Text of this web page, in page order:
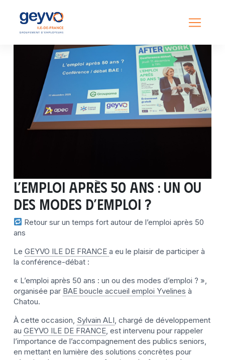
L’emploi après 50 ans : un ou
des modes d’emploi ?
Retour sur un temps fort autour de l’emploi après 50
ans
Le GEYVO ILE DE FRANCE a eu le plaisir de participer à
la conférence-débat :
« L’emploi après 50 ans : un ou des modes d’emploi ? »,
organisée par BAE boucle accueil emploi Yvelines à
Chatou.
À cette occasion, Sylvain ALI , chargé de développement
au GEYVO ILE DE FRANCE , est intervenu pour rappeler
l’importance de l’accompagnement des publics seniors,
en mettant en lumière des solutions concrètes pour